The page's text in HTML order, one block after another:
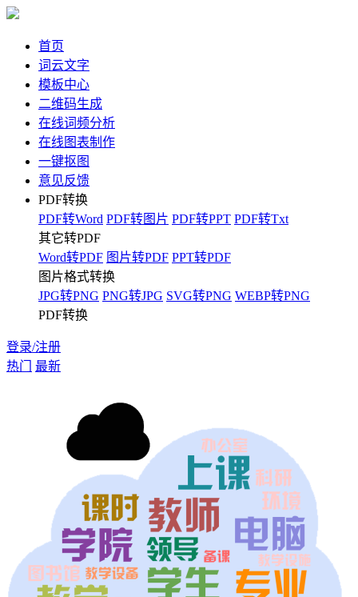
首页
词云文字
模板中心
二维码生成
在线词频分析
在线图表制作
一键抠图
意见反馈
PDF转换
PDF转Word PDF转图片 PDF转PPT PDF转Txt
其它转PDF
Word转PDF 图片转PDF PPT转PDF
图片格式转换
JPG转PNG PNG转JPG SVG转PNG WEBP转PNG
PDF转换
登录/注册
热门
最新